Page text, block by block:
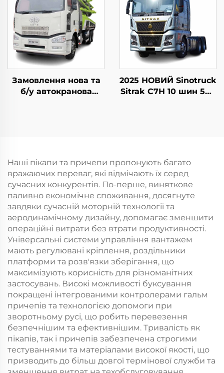
Замовлення нова та
б/у автокранова
2025 НОВИЙ Sinotruck
Sitrak C7H 10 шин 540
Наші пікапи та причепи пропонують багато
вражаючих переваг, які відмічають їх серед
сучасних конкурентів. По-перше, виняткове
паливно економічне споживання, досягнуте
завдяки сучасній моторній технології та
аеродинамічному дизайну, допомагає зменшити
операційні витрати без втрати продуктивності.
Універсальні системи управління вантажем
мають регулювані кріплення, роздільники
платформи та розв'язки зберігання, що
максимізують корисність для різноманітних
застосувань. Високі можливості буксування
покращені інтегрованими контролерами гальм
причепів та технологією допомоги при
зворотньому русі, що робить перевезення
безпечнішим та ефективнішим. Тривалість як
пікапів, так і причепів забезпечена строгими
тестуваннями та матеріалами високої якості, що
призводить до більш довгої термінової служби та